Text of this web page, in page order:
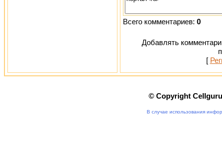
Всего комментариев: 0
Добавлять
[
© Copyright
В случае использования